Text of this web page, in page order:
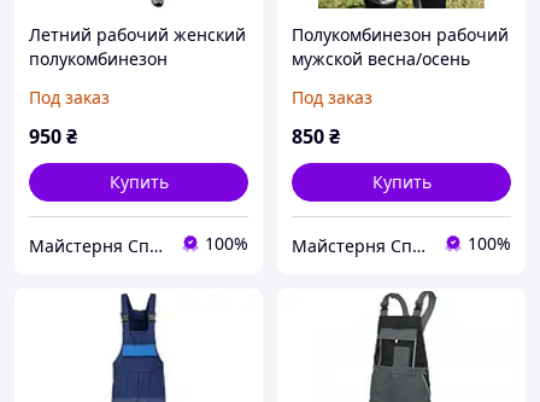
Летний рабочий женский
полукомбинезон
100% хлопок
Под заказ
950₴
Купить
Майстерня Спецодягу LTM 100%
Полукомбинезон рабочий
мужской весна/осень
хлопок Мужская
спецодежда
Под заказ
850₴
Купить
Майстерня Спецодягу LTM 100%